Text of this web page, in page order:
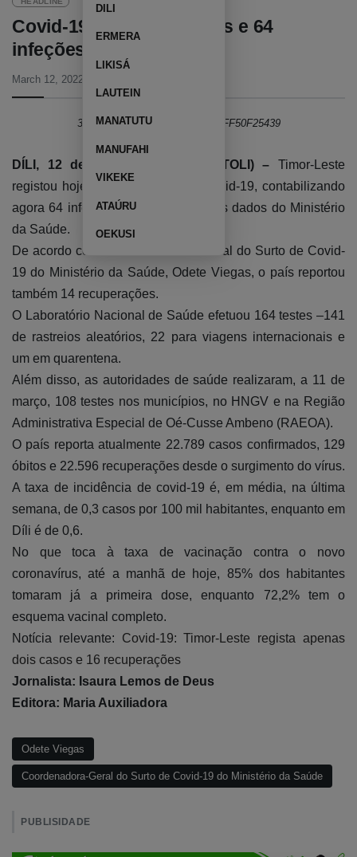
DILI
ERMERA
LIKISÁ
LAUTEIN
MANATUTU
MANUFAHI
VIKEKE
ATAÚRU
OEKUSI
Covid-19: Mais três casos e 64
infeções ativas
March 12, 2022
395D3C0F-D0A8-4009-9F7F-F6FF50F25439
DÍLI, 12 de março de 2022 (TATOLI) – Timor-Leste
registou hoje mais três casos de covid-19, contabilizando
agora 64 infeções ativas, segundo os dados do Ministério
da Saúde.
De acordo com a Coordenadora-Geral do Surto de Covid-
19 do Ministério da Saúde, Odete Viegas, o país reportou
também 14 recuperações.
O Laboratório Nacional de Saúde efetuou 164 testes –141
de rastreios aleatórios, 22 para viagens internacionais e
um em quarentena.
Além disso, as autoridades de saúde realizaram, a 11 de
março, 108 testes nos municípios, no HNGV e na Região
Administrativa Especial de Oé-Cusse Ambeno (RAEOA).
O país reporta atualmente 22.789 casos confirmados, 129
óbitos e 22.596 recuperações desde o surgimento do vírus.
A taxa de incidência de covid-19 é, em média, na última
semana, de 0,3 casos por 100 mil habitantes, enquanto em
Díli é de 0,6.
No que toca à taxa de vacinação contra o novo
coronavírus, até a manhã de hoje, 85% dos habitantes
tomaram já a primeira dose, enquanto 72,2% tem o
esquema vacinal completo.
Notícia relevante: Covid-19: Timor-Leste regista apenas
dois casos e 16 recuperações
Jornalista: Isaura Lemos de Deus
Editora: Maria Auxiliadora
Odete Viegas
Coordenadora-Geral do Surto de Covid-19 do Ministério da Saúde
PUBLISIDADE